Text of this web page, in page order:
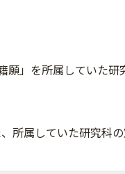
願」を所属していた
所属していた研究科の